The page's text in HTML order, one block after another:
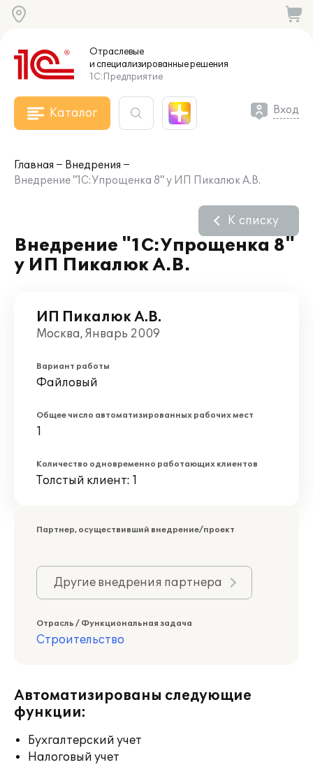
Отраслевые
и специализированныерешения
1С:Предприятие
Каталог Вход
Главная
Внедрения
Внедрение "1С:Упрощенка 8" у ИП Пикалюк А.В.
Внедрение "1С:Упрощенка 8"
у ИП Пикалюк А.В.
К списку
ИП Пикалюк А.В.
Москва, Январь 2009
Вариант работы
Файловый
Общее число автоматизированных рабочих мест
1
Количество одновременно работающих клиентов
Толстый клиент: 1
Партнер, осуществивший внедрение/проект
Другие внедрения партнера
Отрасль / Функциональная задача
Строительство
Автоматизированы следующие
функции:
Бухгалтерский учет
Налоговый учет